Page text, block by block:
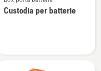
maggiori
dettagli
Custodia per batterie